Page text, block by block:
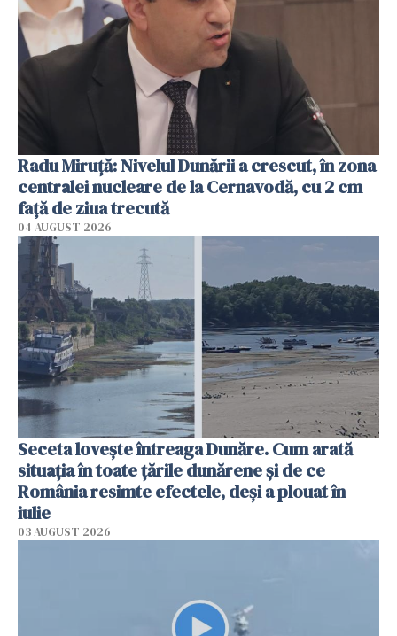
Radu Miruţă: Nivelul Dunării a crescut, în zona
centralei nucleare de la Cernavodă, cu 2 cm
faţă de ziua trecută
04 AUGUST 2026
Seceta lovește întreaga Dunăre. Cum arată
situația în toate țările dunărene și de ce
România resimte efectele, deși a plouat în
iulie
03 AUGUST 2026